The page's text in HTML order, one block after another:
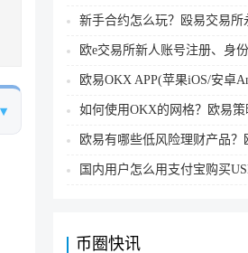
新手合约怎么玩？殴易交易所永续合约操作步骤教
欧e交易所新人账号注册、身份认证及安
欧易OKX APP(苹果iOS/安卓Android)
如何使用OKX的网格？欧易策略交易现货网
欧易有哪些低风险理财产品？欧易五大低风险理
国内用户怎么用支付宝购买USDT？(欧
币圈快讯